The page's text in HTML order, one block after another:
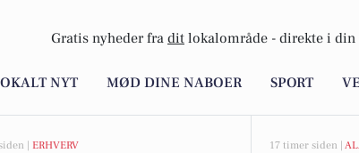
Gratis nyheder fra dit lokalområde - direkte i din
NYT MØD DINE NABOER SPORT
| ERHVERV 17 timer siden |